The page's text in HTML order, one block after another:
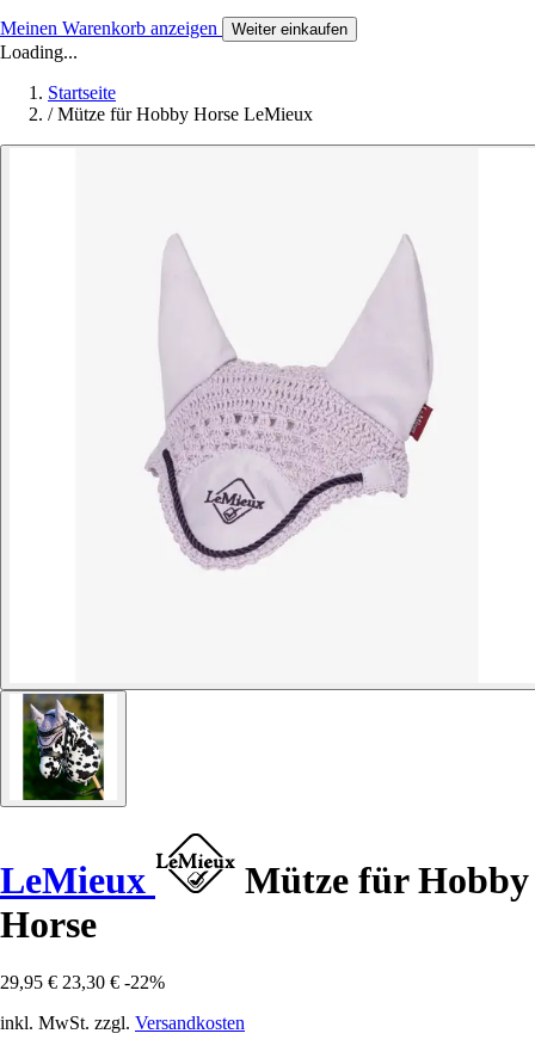
Meinen Warenkorb anzeigen Weiter einkaufen
Loading...
Startseite
/ Mütze für Hobby Horse LeMieux
LeMieux
Mütze für Hobby
Horse
29,95 € 23,30 € -22%
inkl. MwSt. zzgl. Versandkosten